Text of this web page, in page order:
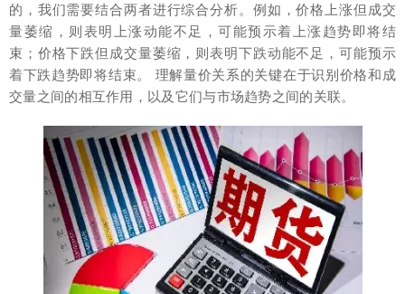
的，我们需要结合两者进行综合分析。例如，价格上涨但成交
量萎缩，则表明上涨动能不足，可能预示着上涨趋势即将结
束；价格下跌但成交量萎缩，则表明下跌动能不足，可能预示
着下跌趋势即将结束。 理解量价关系的关键在于识别价格和成
交量之间的相互作用，以及它们与市场趋势之间的关联。